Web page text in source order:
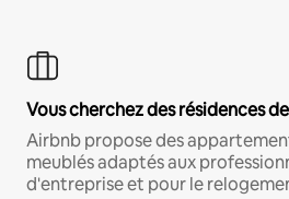
Vous cherchez des résidences
Airbnb propose des
meublés adaptés aux
d'entreprise et pour le